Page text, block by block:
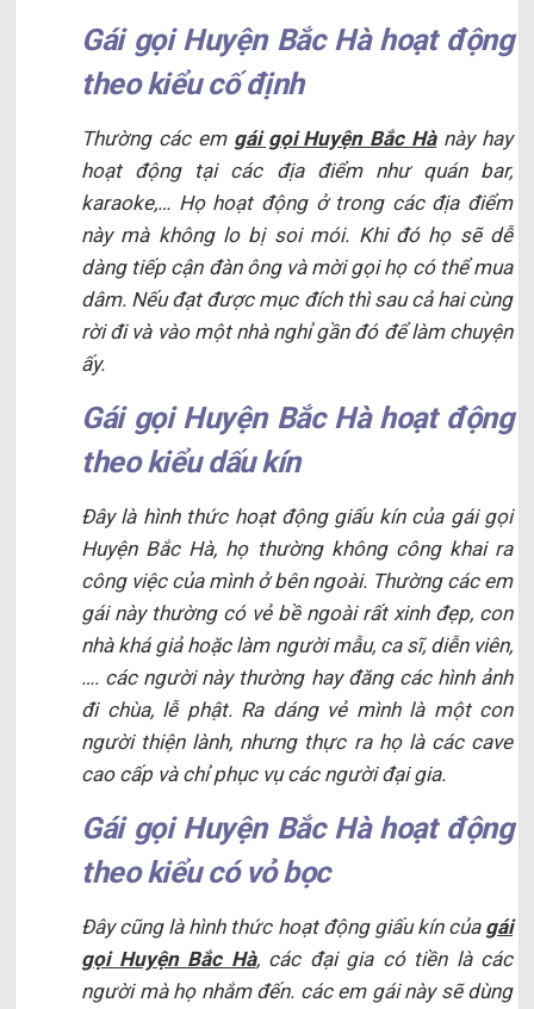
Gái gọi Huyện Bắc Hà hoạt động
theo kiểu cố định
Thường các em gái gọi Huyện Bắc Hànày hay
hoạt động tại các địa điểm như quán bar,
karaoke,… Họ hoạt động ở trong các địa điểm
này mà không lo bị soi mói. Khi đó họ sẽ dễ
dàng tiếp cận đàn ông và mời gọi họ có thể mua
dâm. Nếu đạt được mục đích thì sau cả hai cùng
rời đi và vào một nhà nghỉ gần đó để làm chuyện
ấy.
Gái gọi Huyện Bắc Hà hoạt động
theo kiểu dấu kín
Đây là hình thức hoạt động giấu kín của gái gọi
Huyện Bắc Hà, họ thường không công khai ra
công việc của mình ở bên ngoài. Thường các em
gái này thường có vẻ bề ngoài rất xinh đẹp, con
nhà khá giả hoặc làm người mẫu, ca sĩ, diễn viên,
…. các người này thường hay đăng các hình ảnh
đi chùa, lễ phật. Ra dáng vẻ mình là một con
người thiện lành, nhưng thực ra họ là các cave
cao cấp và chỉ phục vụ các người đại gia.
Gái gọi Huyện Bắc Hà hoạt động
theo kiểu có vỏ bọc
Đây cũng là hình thức hoạt động giấu kín của gái
gọi Huyện Bắc Hà, các đại gia có tiền là các
người mà họ nhắm đến. các em gái này sẽ dùng